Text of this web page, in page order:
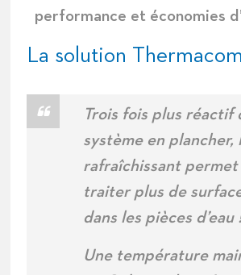
performance et économies
La solution
Trois fois plus réactif
système en plancher,
rafraîchissant permet
traiter plus de
dans les pièces d’eau
Une température